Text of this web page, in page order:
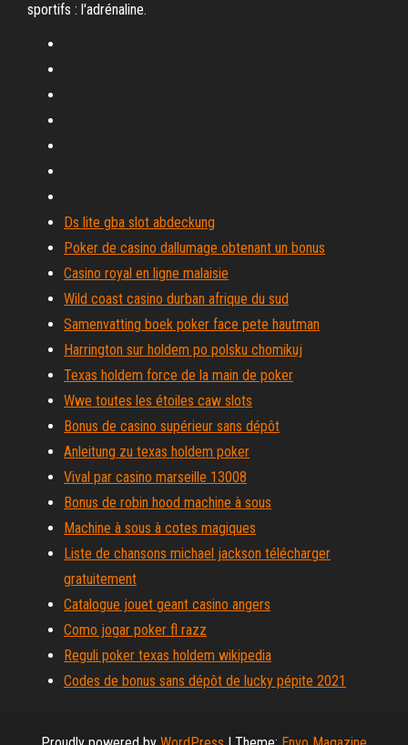
sportifs : l'adrénaline.
Ds lite gba slot abdeckung
Poker de casino dallumage obtenant un bonus
Casino royal en ligne malaisie
Wild coast casino durban afrique du sud
Samenvatting boek poker face pete hautman
Harrington sur holdem po polsku chomikuj
Texas holdem force de la main de poker
Wwe toutes les étoiles caw slots
Bonus de casino supérieur sans dépôt
Anleitung zu texas holdem poker
Vival par casino marseille 13008
Bonus de robin hood machine à sous
Machine à sous à cotes magiques
Liste de chansons michael jackson télécharger
gratuitement
Catalogue jouet geant casino angers
Como jogar poker fl razz
Reguli poker texas holdem wikipedia
Codes de bonus sans dépôt de lucky pépite 2021